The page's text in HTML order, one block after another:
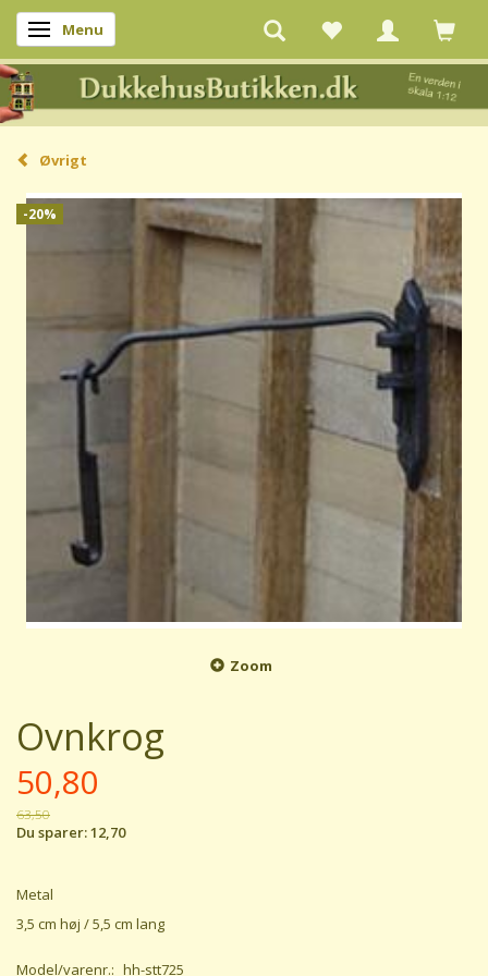
Skifte navigation
Menu
Øvrigt
-20%
Zoom
Ovnkrog
50,80
63,50
Du sparer:12,70
Metal
3,5 cm høj / 5,5 cm lang
Model/varenr.: hh-stt725